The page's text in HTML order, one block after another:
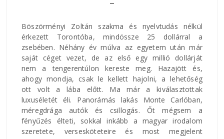
Böszörményi Zoltán szakma és nyelvtudás nélkül
érkezett Torontóba, mindössze 25 dollárral a
zsebében. Néhány év múlva az egyetem után már
saját céget vezet, de az első egy millió dollárját
nem a tengerentúlon kereste meg. Hazajött és,
ahogy mondja, csak le kellett hajolni, a lehetőség
ott volt a lába előtt. Ma már a kiválasztottak
luxuséletét éli. Panorámás lakás Monte Carlóban,
méregdrága autók és csillogás. Őt mégsem a
fényűzés élteti, sokkal inkább a magyar irodalom
szeretete, versesköteteire és most megjelent